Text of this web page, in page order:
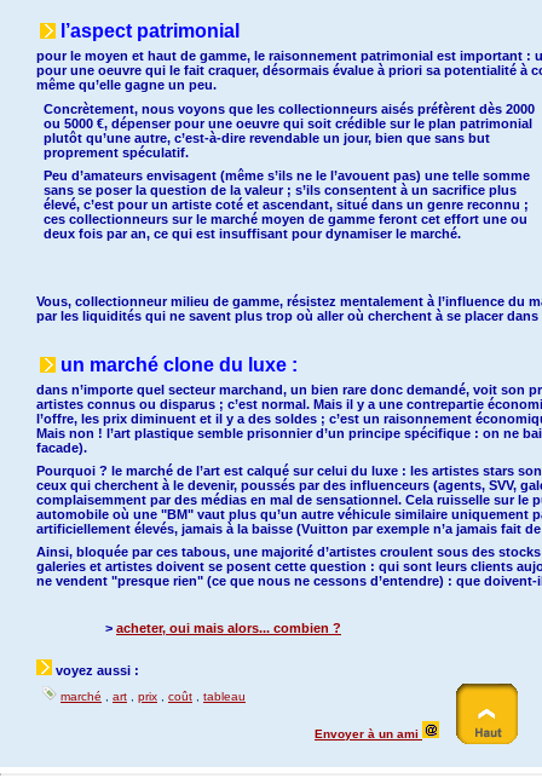
l’aspect patrimonial
pour le moyen et haut de gamme, le raisonnement patrimonial est important :
pour une oeuvre qui le fait craquer, désormais évalue à priori sa potentialité à
même qu’elle gagne un peu.
Concrètement, nous voyons que les collectionneurs aisés préfèrent dès 2000
ou 5000 €, dépenser pour une oeuvre qui soit crédible sur le plan patrimonial
plutôt qu’une autre, c’est-à-dire revendable un jour, bien que sans but
proprement spéculatif.
Peu d’amateurs envisagent (même s’ils ne le l’avouent pas) une telle somme
sans se poser la question de la valeur ; s’ils consentent à un sacrifice plus
élevé, c’est pour un artiste coté et ascendant, situé dans un genre reconnu ;
ces collectionneurs sur le marché moyen de gamme feront cet effort une ou
deux fois par an, ce qui est insuffisant pour dynamiser le marché.
Vous, collectionneur milieu de gamme, résistez mentalement à l’influence du
par les liquidités qui ne savent plus trop où aller où cherchent à se placer
un marché clone du luxe :
dans n’importe quel secteur marchand, un bien rare donc demandé, voit son
artistes connus ou disparus ; c’est normal. Mais il y a une contrepartie
l’offre, les prix diminuent et il y a des soldes ; c’est un raisonnement
Mais non ! l’art plastique semble prisonnier d’un principe spécifique : on ne
facade).
Pourquoi ? le marché de l’art est calqué sur celui du luxe : les artistes stars
ceux qui cherchent à le devenir, poussés par des influenceurs (agents, SVV,
complaisemment par des médias en mal de sensationnel. Cela ruisselle sur le
automobile où une "BM" vaut plus qu’un autre véhicule similaire uniquement
artificiellement élevés, jamais à la baisse (Vuitton par exemple n’a jamais fait
Ainsi, bloquée par ces tabous, une majorité d’artistes croulent sous des
galeries et artistes doivent se posent cette question : qui sont leurs clients
ne vendent "presque rien" (ce que nous ne cessons d’entendre) : que
> acheter, oui mais alors... combien ?
voyez aussi :
marché art prix coût tableau
Envoyer à un ami